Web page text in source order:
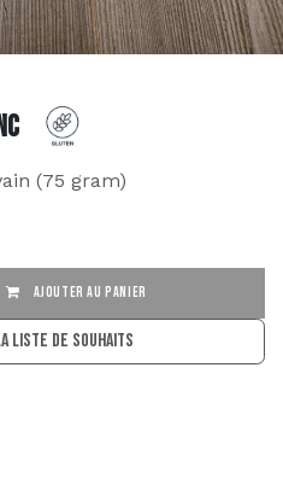
(75 gram)
AJOUTER AU PANIER
liste de souhaits